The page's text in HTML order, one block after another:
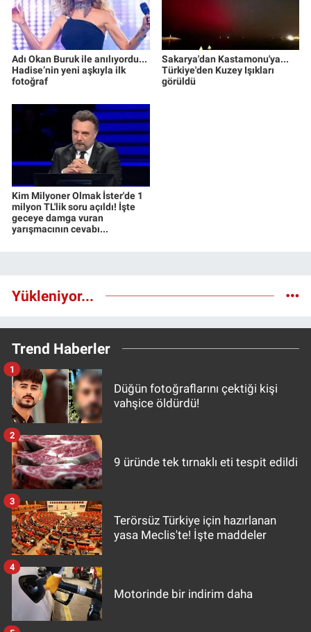
Adı Okan Buruk ile anılıyordu...
Hadise’nin yeni aşkıyla ilk
fotoğraf
Sakarya'dan Kastamonu'ya...
Türkiye'den Kuzey Işıkları
görüldü
Kim Milyoner Olmak İster'de 1
milyon TL'lik soru açıldı! İşte
geceye damga vuran
yarışmacının cevabı...
Yükleniyor...
Trend Haberler
Düğün fotoğraflarını çektiği kişi
vahşice öldürdü!
1
9 üründe tek tırnaklı eti tespit edildi
2
Terörsüz Türkiye için hazırlanan
yasa Meclis'te! İşte maddeler
3
Motorinde bir indirim daha
4